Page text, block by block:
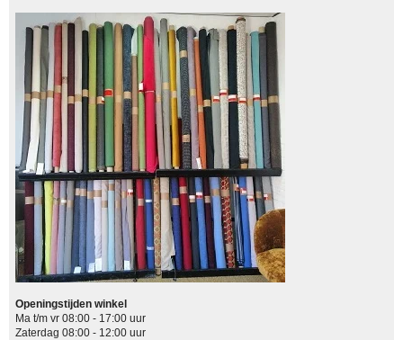
Openingstijden winkel
Ma t/m vr 08:00 - 17:00 uur
Zaterdag 08:00 - 12:00 uur